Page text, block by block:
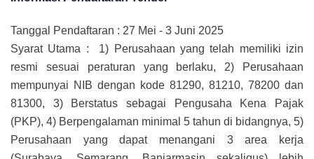
Tanggal Pendaftaran : 27 Mei - 3 Juni 2025
Syarat Utama : 1) Perusahaan yang telah memiliki izin
resmi sesuai peraturan yang berlaku, 2) Perusahaan
mempunyai NIB dengan kode 81290, 81210, 78200 dan
81300, 3) Berstatus sebagai Pengusaha Kena Pajak
(PKP), 4) Berpengalaman minimal 5 tahun di bidangnya, 5)
Perusahaan yang dapat menangani 3 area kerja